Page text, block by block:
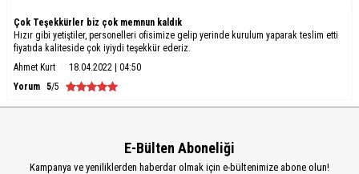
Çok Teşekkürler biz çok memnun kaldık
Hızır gibi yetiştiler, personelleri ofisimize gelip yerinde kurulum yaparak teslim etti
fiyatıda kaliteside çok iyiydi teşekkür ederiz.
Ahmet Kurt
18.04.2022 | 04:50
Yorum 5/5
E-Bülten Aboneliği
Kampanya ve yeniliklerden haberdar olmak için e-bültenimize abone olun!